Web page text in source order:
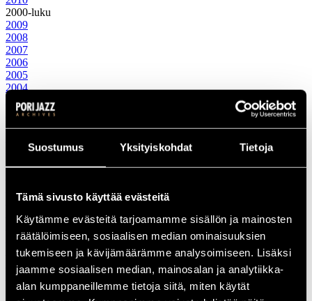
Suostumus Yksityiskohdat Tietoja
Tämä sivusto käyttää evästeitä
Käytämme evästeitä tarjoamamme sisällön ja mainosten
räätälöimiseen, sosiaalisen median ominaisuuksien
tukemiseen ja kävijämäärämme analysoimiseen. Lisäksi
jaamme sosiaalisen median, mainosalan ja analytiikka-
alan kumppaneillemme tietoja siitä, miten käytät
2000-luku
2009
2008
2007
2006
2005
2004
2003
2002
2001
1990-luku
1996
1995
1994
1993
1992
1991
1990
1980-luku